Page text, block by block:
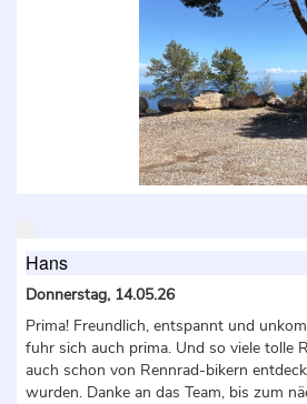
Hans
Donnerstag, 14.05.26
Prima! Freundlich, entspannt und
fuhr sich auch prima. Und so viele tolle
auch schon von Rennrad-bikern
wurden. Danke an das Team, bis zum